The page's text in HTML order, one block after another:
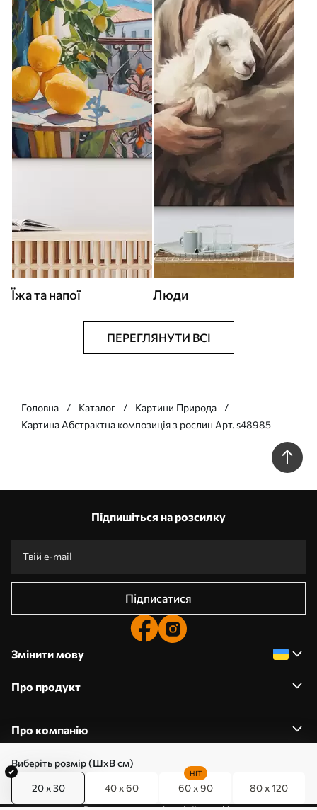
Виберіть розмір (ШхВ см)
20 x 30 40 x 60 60 x 90
HIT
80 x 120
Їжа та напої Люди
ПЕРЕГЛЯНУТИ ВСІ
Головна Каталог
Картини Природа
Картина Абстрактна композиція з рослин Арт. s48985
Підпишіться на розсилку
Підписатися
Змінити мову
Про продукт
Про компанію
0800357223